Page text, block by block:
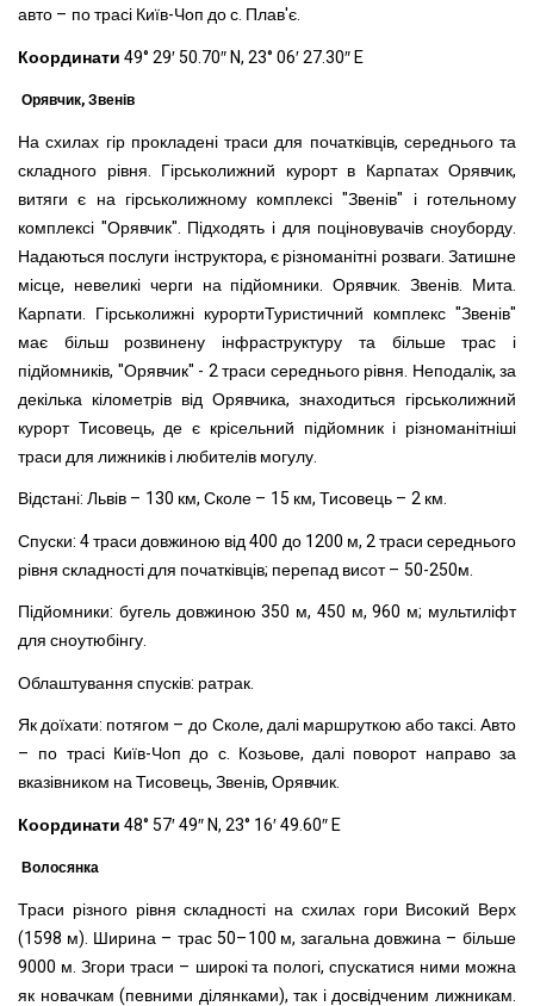
авто – по трасі Київ-Чоп до с. Плав'є.
Координати49° 29′ 50.70″ N, 23° 06′ 27.30″ E
Орявчик, Звенів
На схилах гір прокладені траси для початківців, середнього та
складного рівня. Гірськолижний курорт в Карпатах Орявчик,
витяги є на гірськолижному комплексі "Звенів" і готельному
комплексі "Орявчик". Підходять і для поціновувачів сноуборду.
Надаються послуги інструктора, є різноманітні розваги. Затишне
місце, невеликі черги на підйомники. Орявчик. Звенів. Мита.
Карпати. Гірськолижні курортиТуристичний комплекс "Звенів"
має більш розвинену інфраструктуру та більше трас і
підйомників, "Орявчик" - 2 траси середнього рівня. Неподалік, за
декілька кілометрів від Орявчика, знаходиться гірськолижний
курорт Тисовець, де є крісельний підйомник і різноманітніші
траси для лижників і любителів могулу.
Відстані: Львів – 130 км, Сколе – 15 км, Тисовець – 2 км.
Спуски: 4 траси довжиною від 400 до 1200 м, 2 траси середнього
рівня складності для початківців; перепад висот – 50-250м.
Підйомники: бугель довжиною 350 м, 450 м, 960 м; мультиліфт
для сноутюбінгу.
Облаштування спусків: ратрак.
Як доїхати: потягом – до Сколе, далі маршруткою або таксі. Авто
– по трасі Київ-Чоп до с. Козьове, далі поворот направо за
вказівником на Тисовець, Звенів, Орявчик.
Координати48° 57′ 49″ N, 23° 16′ 49.60″ E
Волосянка
Траси різного рівня складності на схилах гори Високий Верх
(1598 м). Ширина – трас 50–100 м, загальна довжина – більше
9000 м. Згори траси – широкі та пологі, спускатися ними можна
як новачкам (певними ділянками), так і досвідченим лижникам.